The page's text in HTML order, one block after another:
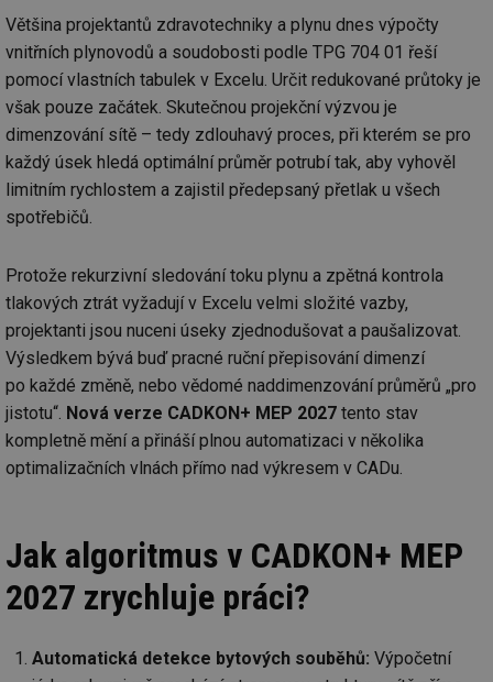
Většina projektantů zdravotechniky a plynu dnes výpočty
vnitřních plynovodů a soudobosti podle TPG 704 01 řeší
pomocí vlastních tabulek v Excelu. Určit redukované průtoky je
však pouze začátek. Skutečnou projekční výzvou je
dimenzování sítě – tedy zdlouhavý proces, při kterém se pro
každý úsek hledá optimální průměr potrubí tak, aby vyhověl
limitním rychlostem a zajistil předepsaný přetlak u všech
spotřebičů.
Protože rekurzivní sledování toku plynu a zpětná kontrola
tlakových ztrát vyžadují v Excelu velmi složité vazby,
projektanti jsou nuceni úseky zjednodušovat a paušalizovat.
Výsledkem bývá buď pracné ruční přepisování dimenzí
po každé změně, nebo vědomé naddimenzování průměrů „pro
jistotu“. Nová verze CADKON+ MEP 2027 tento stav
kompletně mění a přináší plnou automatizaci v několika
optimalizačních vlnách přímo nad výkresem v CADu.
Jak algoritmus v CADKON+ MEP
2027 zrychluje práci?
Automatická detekce bytových souběhů: Výpočetní